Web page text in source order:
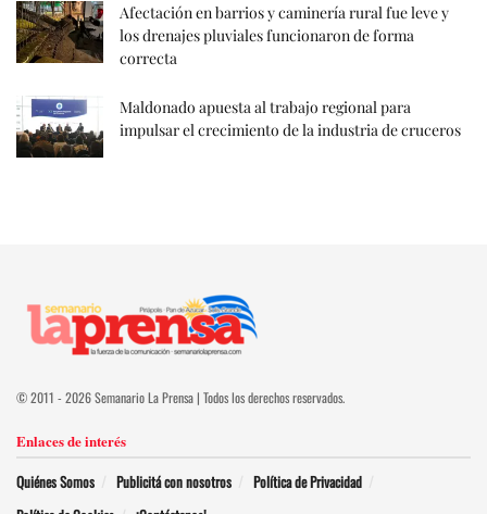
Afectación en barrios y caminería rural fue leve y
los drenajes pluviales funcionaron de forma
correcta
Maldonado apuesta al trabajo regional para
impulsar el crecimiento de la industria de cruceros
© 2011 - 2026 Semanario La Prensa | Todos los derechos reservados.
Enlaces de interés
Quiénes Somos Publicitá con nosotros
Política de Privacidad